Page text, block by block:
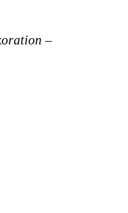
–